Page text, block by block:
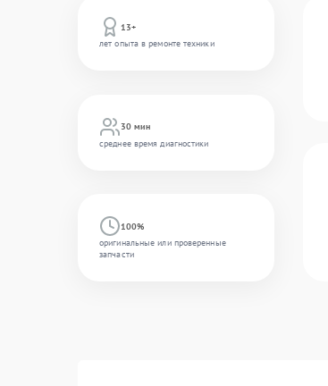
13+
лет опыта в ремонте техники
30 мин
среднее время диагностики
100%
оригинальные или проверенные
запчасти